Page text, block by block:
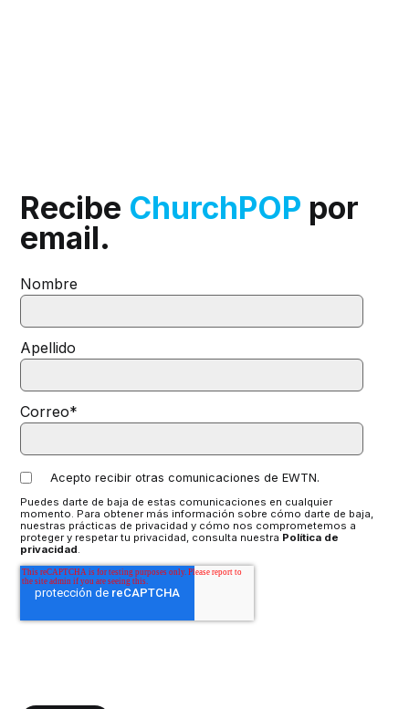
Recibe ChurchPOP por
email.
Nombre
Apellido
Correo*
Acepto recibir otras comunicaciones de EWTN.
Puedes darte de baja de estas comunicaciones en cualquier
momento. Para obtener más información sobre cómo darte de baja,
nuestras prácticas de privacidad y cómo nos comprometemos a
proteger y respetar tu privacidad, consulta nuestra Política de
privacidad.